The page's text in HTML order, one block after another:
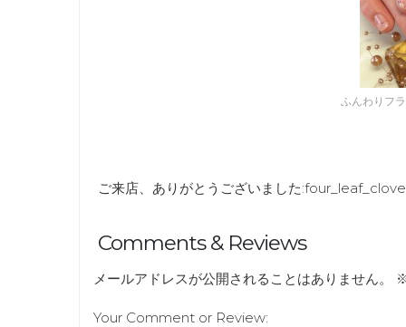
ふんわりフ
ご来店、ありがとうございました:
Comments & Reviews
メールアドレスが公開されることはありません。
Your Comment or Review: